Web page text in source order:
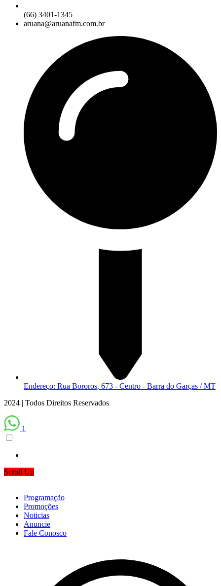
(66) 3401-1345
aruana@aruanafm.com.br
Endereço: Rua Bororos, 673 - Centro - Barra do Garças / MT
2024 | Todos Direitos Reservados
1
Scroll Up
Programação
Promoções
Noticias
Anuncie
Fale Conosco